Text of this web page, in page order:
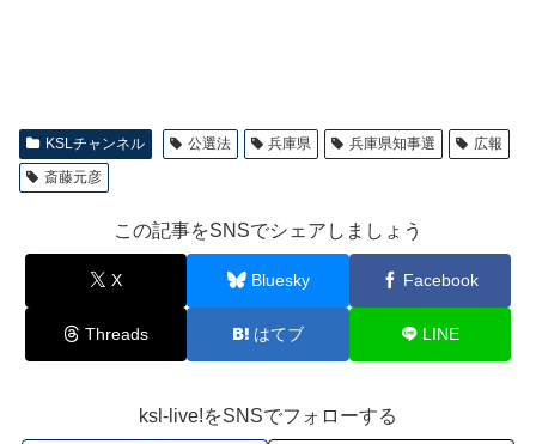
KSLチャンネル 公選法 兵庫県 兵庫県知事選
広報
斎藤元彦
この記事をSNSでシェアしましょう
X Bluesky Facebook
Threads はてブ LINE
ksl-live!をSNSでフォローする